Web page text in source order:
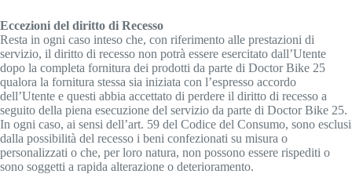
Eccezioni del diritto di Recesso
Resta in ogni caso inteso che, con riferimento alle prestazioni di
servizio, il diritto di recesso non potrà essere esercitato dall’Utente
dopo la completa fornitura dei prodotti da parte di Doctor Bike 25
qualora la fornitura stessa sia iniziata con l’espresso accordo
dell’Utente e questi abbia accettato di perdere il diritto di recesso a
seguito della piena esecuzione del servizio da parte di Doctor Bike 25.
In ogni caso, ai sensi dell’art. 59 del Codice del Consumo, sono esclusi
dalla possibilità del recesso i beni confezionati su misura o
personalizzati o che, per loro natura, non possono essere rispediti o
sono soggetti a rapida alterazione o deterioramento.